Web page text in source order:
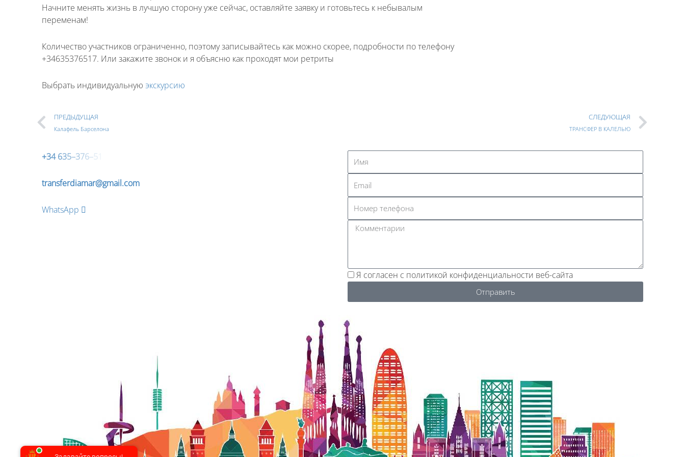
Начните менять жизнь в лучшую сторону уже сейчас, оставляйте заявку и готовьтесь к небывалым
переменам!
Количество участников ограниченно, поэтому записывайтесь как можно скорее, подробности по телефону
+34635376517. Или закажите звонок и я объясню как проходят мои ретриты
Выбрать индивидуальную экскурсию
ПРЕДЫДУЩАЯ
Калафель Барселона
СЛЕДУЮЩАЯ
ТРАНСФЕР В КАЛЕЛЬЮ
+34 635–376–5
transferdiamar@gmail.com
WhatsApp
Я согласен с политикой конфиденциальности веб-сайта
Отправить